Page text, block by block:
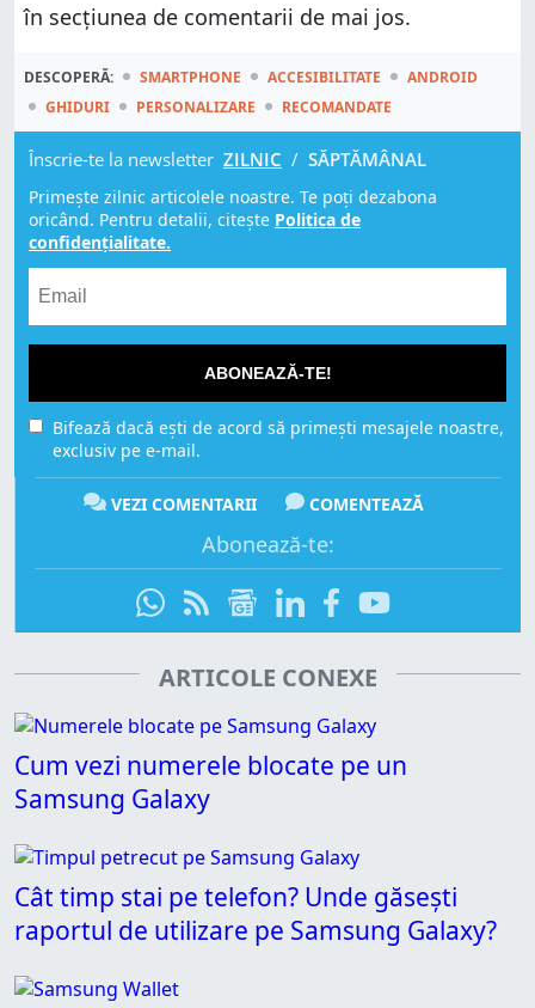
în secțiunea de comentarii de mai jos.
DESCOPERĂ: SMARTPHONE ACCESIBILITATE
ANDROID
GHIDURI
PERSONALIZARE RECOMANDATE
Înscrie-te la newsletter ZILNIC / SĂPTĂMÂNAL
Primește zilnic articolele noastre. Te poți dezabona
oricând. Pentru detalii, citește Politica de
confidențialitate.
ABONEAZĂ-TE!
Bifează dacă ești de acord să primești mesajele noastre,
exclusiv pe e-mail.
VEZI COMENTARII COMENTEAZĂ
Abonează-te:
ARTICOLE CONEXE
Cum vezi numerele blocate pe un
Samsung Galaxy
Cât timp stai pe telefon? Unde găsești
raportul de utilizare pe Samsung Galaxy?